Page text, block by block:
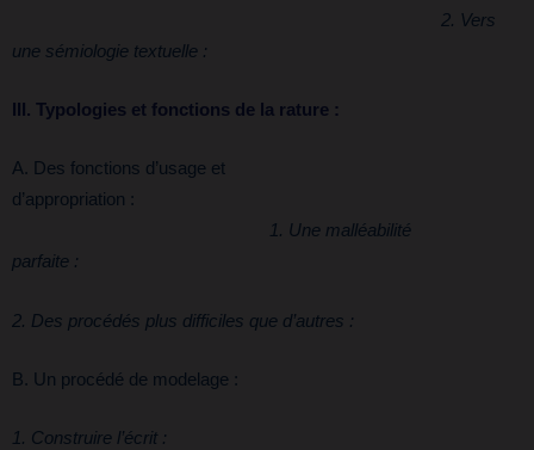
2. Vers
une sémiologie textuelle :
III. Typologies et fonctions de la rature :
A. Des fonctions d’usage et
d’appropriation :
1. Une malléabilité
parfaite :
2. Des procédés plus difficiles que d’autres :
B. Un procédé de modelage :
1. Construire l’écrit :